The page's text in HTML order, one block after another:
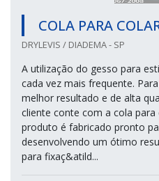
COLA PARA
DRYLEVIS / DIADEMA - SP
A utilização do gesso para
cada vez mais frequente.
melhor resultado e de alta
cliente conte com a cola para
produto é fabricado pronto
desenvolvendo um ótimo
para fixaç&atild...